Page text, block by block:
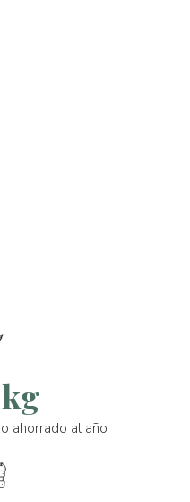
ahorrado al año